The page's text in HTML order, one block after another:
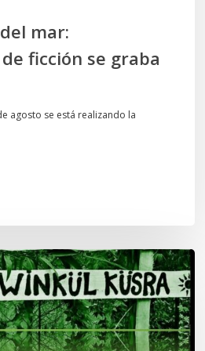
mar:
ficción se graba
agosto se está realizando la